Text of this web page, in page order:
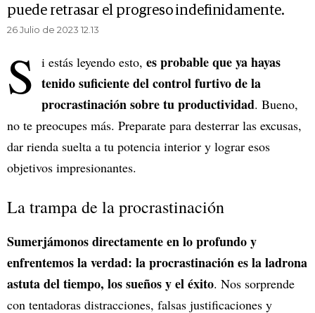
puede retrasar el progreso indefinidamente.
26 Julio de 2023 12.13
S i estás leyendo esto, es probable que ya hayas
tenido suficiente del control furtivo de la
procrastinación sobre tu productividad. Bueno,
no te preocupes más. Preparate para desterrar las excusas,
dar rienda suelta a tu potencia interior y lograr esos
objetivos impresionantes.
La trampa de la procrastinación
Sumerjámonos directamente en lo profundo y
enfrentemos la verdad: la procrastinación es la ladrona
astuta del tiempo, los sueños y el éxito. Nos sorprende
con tentadoras distracciones, falsas justificaciones y